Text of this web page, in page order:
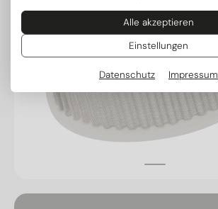
Alle akzeptieren
Einstellungen
Datenschutz Impressum